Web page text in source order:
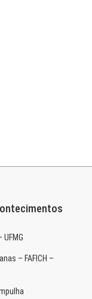
– FAFICH –